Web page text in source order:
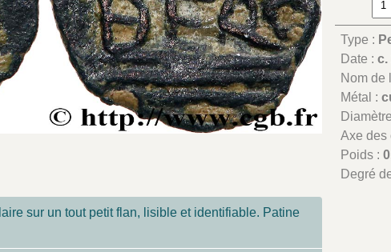
Type :
Date :c.
Nom de
Métal :
Axe
Poids :
Degré
sur un tout petit flan, lisible et identifiable. Patine